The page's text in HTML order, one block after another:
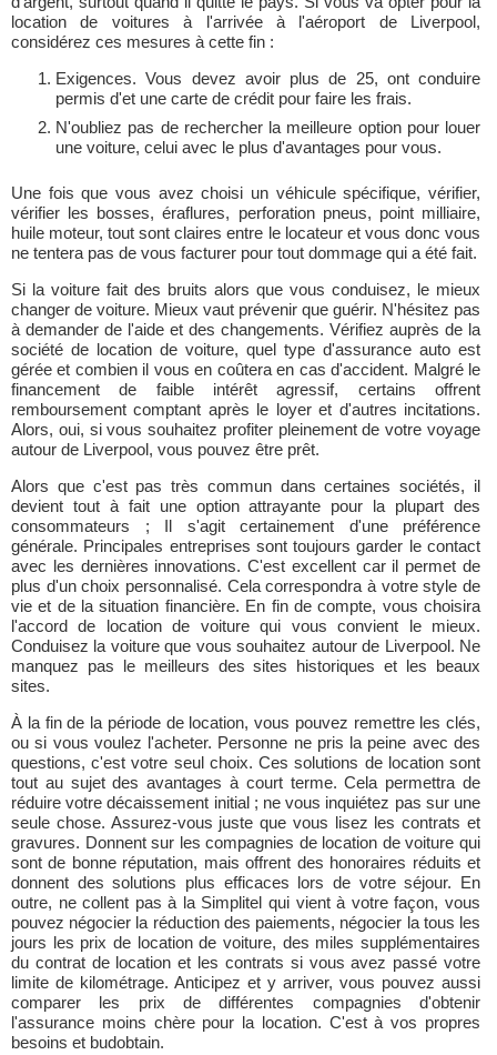
location de voitures à l'arrivée à l'aéroport de Liverpool,
considérez ces mesures à cette fin :
Exigences. Vous devez avoir plus de 25, ont conduire
permis d'et une carte de crédit pour faire les frais.
N'oubliez pas de rechercher la meilleure option pour louer
une voiture, celui avec le plus d'avantages pour vous.
Une fois que vous avez choisi un véhicule spécifique, vérifier,
vérifier les bosses, éraflures, perforation pneus, point milliaire,
huile moteur, tout sont claires entre le locateur et vous donc vous
ne tentera pas de vous facturer pour tout dommage qui a été fait.
Si la voiture fait des bruits alors que vous conduisez, le mieux
changer de voiture. Mieux vaut prévenir que guérir. N'hésitez pas
à demander de l'aide et des changements. Vérifiez auprès de la
société de location de voiture, quel type d'assurance auto est
gérée et combien il vous en coûtera en cas d'accident. Malgré le
financement de faible intérêt agressif, certains offrent
remboursement comptant après le loyer et d'autres incitations.
Alors, oui, si vous souhaitez profiter pleinement de votre voyage
autour de Liverpool, vous pouvez être prêt.
Alors que c'est pas très commun dans certaines sociétés, il
devient tout à fait une option attrayante pour la plupart des
consommateurs ; Il s'agit certainement d'une préférence
générale. Principales entreprises sont toujours garder le contact
avec les dernières innovations. C'est excellent car il permet de
plus d'un choix personnalisé. Cela correspondra à votre style de
vie et de la situation financière. En fin de compte, vous choisira
l'accord de location de voiture qui vous convient le mieux.
Conduisez la voiture que vous souhaitez autour de Liverpool. Ne
manquez pas le meilleurs des sites historiques et les beaux
sites.
À la fin de la période de location, vous pouvez remettre les clés,
ou si vous voulez l'acheter. Personne ne pris la peine avec des
questions, c'est votre seul choix. Ces solutions de location sont
tout au sujet des avantages à court terme. Cela permettra de
réduire votre décaissement initial ; ne vous inquiétez pas sur une
seule chose. Assurez-vous juste que vous lisez les contrats et
gravures. Donnent sur les compagnies de location de voiture qui
sont de bonne réputation, mais offrent des honoraires réduits et
donnent des solutions plus efficaces lors de votre séjour. En
outre, ne collent pas à la Simplitel qui vient à votre façon, vous
pouvez négocier la réduction des paiements, négocier la tous les
jours les prix de location de voiture, des miles supplémentaires
du contrat de location et les contrats si vous avez passé votre
limite de kilométrage. Anticipez et y arriver, vous pouvez aussi
comparer les prix de différentes compagnies d'obtenir
l'assurance moins chère pour la location. C'est à vos propres
besoins et budobtain.